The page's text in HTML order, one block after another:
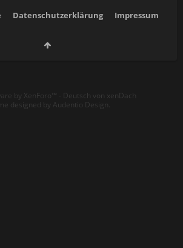
Datenschutzerklärung Impressum
by XenForo™ - Deutsch von xenDach
designed by Audentio Design.